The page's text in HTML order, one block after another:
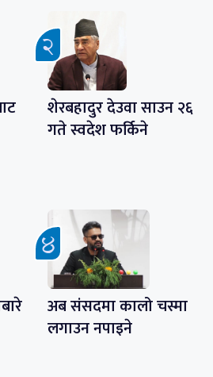
शेरबहादुर देउवा साउन २६
गते स्वदेश फर्किने
अब संसदमा कालो चस्मा
लगाउन नपाइने